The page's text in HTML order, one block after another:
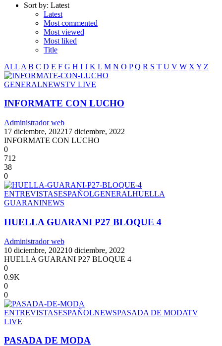
Sort by: Latest
Latest
Most commented
Most viewed
Most liked
Title
ALL A B C D E F G H I J K L M N O P Q R S T U V W X Y Z
GENERALNEWSTV LIVE
INFORMATE CON LUCHO
Administrador web
17 diciembre, 202217 diciembre, 2022
INFORMATE CON LUCHO
0
712
38
0
ENTREVISTASESPAÑOLGENERALHUELLA
GUARANINEWS
HUELLA GUARANI P27 BLOQUE 4
Administrador web
10 diciembre, 202210 diciembre, 2022
HUELLA GUARANI P27 BLOQUE 4
0
0.9K
0
0
ENTREVISTASESPAÑOLNEWSPASADA DE MODATV
LIVE
PASADA DE MODA